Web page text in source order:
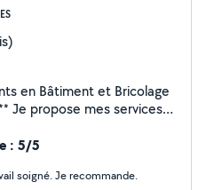
de grande envergure ou
:
: 5/5
soigné. Je recommande.